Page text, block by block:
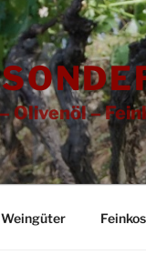
Olivenöl –
Weingüter